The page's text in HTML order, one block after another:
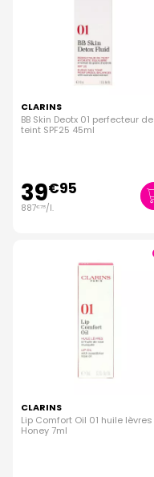
CLARINS
BB Skin Deotx 01 perfecteur de
teint SPF25 45ml
39€95
887€78/l.
CLARINS
Lip Comfort Oil 01 huile lèvres
Honey 7ml